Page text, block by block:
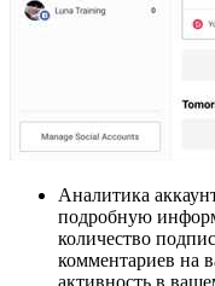
Аналитика
подробную
количество
комментариев на
активность в